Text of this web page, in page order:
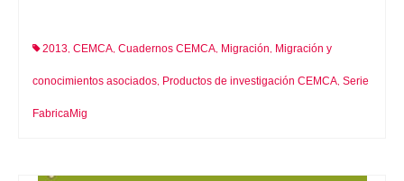
2013, CEMCA, Cuadernos CEMCA, Migración, Migración y
conocimientos asociados, Productos de investigación CEMCA, Serie
FabricaMig